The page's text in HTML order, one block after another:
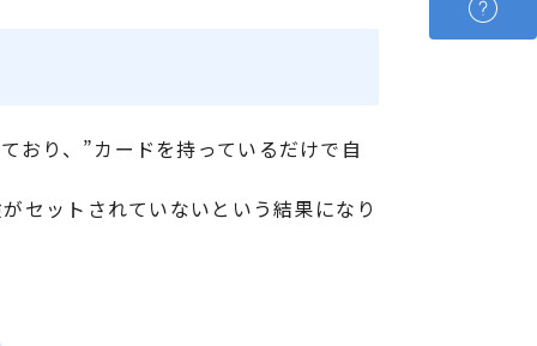
おり、”カードを持っているだけで自
セットされていないという結果になり